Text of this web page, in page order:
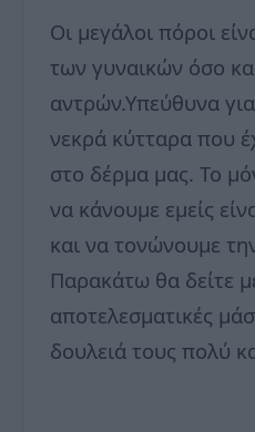
Οι μεγάλοι πόροι
των γυναικών όσο
αντρών.Υπεύθυνα
νεκρά κύτταρα που
στο δέρμα μας. Το
να κάνουμε εμείς
και να τονώνουμε
Παρακάτω θα δείτε
αποτελεσματικές
δουλειά τους πολύ